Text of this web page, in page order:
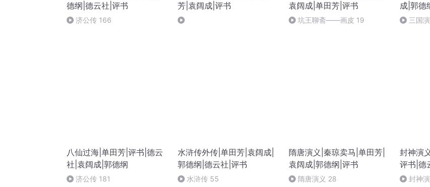
德纲|德云社|评书
济公传 166
芳|袁阔成|评书
袁阔成|单田芳|评书
坑王聊斋——画皮 19
成|郭德
三国
八仙过海|单田芳|评书|德云
社|袁阔成|郭德纲
济公传 181
水浒传外传|单田芳|袁阔成|
郭德纲|德云社|评书
水浒传 55
隋唐演义|秦琼卖马|单田芳|
袁阔成|郭德纲|评书
隋唐演义 28
封神演
评书|德
封神